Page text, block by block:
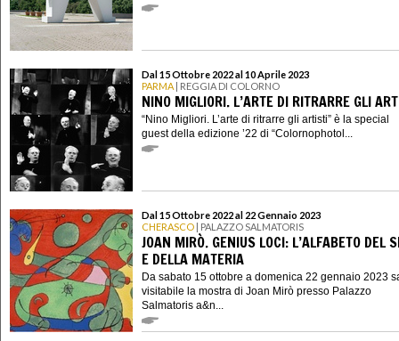
Dal 15 Ottobre 2022 al 10 Aprile 2023
PARMA | REGGIA DI COLORNO
NINO MIGLIORI. L’ARTE DI RITRARRE GLI
“Nino Migliori. L’arte di ritrarre gli artisti” è la special
guest della edizione ’22 di “Colornophotol...
Dal 15 Ottobre 2022 al 22 Gennaio 2023
CHERASCO | PALAZZO SALMATORIS
JOAN MIRÒ. GENIUS LOCI: L’ALFABETO DEL
E DELLA MATERIA
Da sabato 15 ottobre a domenica 22 gennaio 2023
visitabile la mostra di Joan Mirò presso Palazzo
Salmatoris a&n...